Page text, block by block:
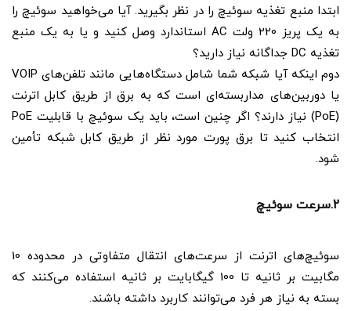
ابتدا منبع تغذیه سوئیچ را در نظر بگیرید. آیا می‌خواهید سوئیچ را
به یک پریز 220 ولت AC استاندارد وصل کنید و یا به یک منبع
تغذیه DC جداگانه نیاز دارید؟
دوم اینکه آیا شبکه شما شامل دستگاه‌هایی مانند تلفن‌های VOIP
یا دوربین‌های مداربسته‌ای است که به برق از طریق کابل اترنت
(PoE) نیاز دارند؟ اگر چنین است، باید یک سوئیچ با قابلیت PoE
انتخاب کنید تا برق پورت مورد نظر از طریق کابل شبکه تأمین
شود.
2.سرعت سوئیچ
سوئیچ‌های اترنت از سرعت‌های انتقال متفاوتی در محدوده 10
مگابیت بر ثانیه تا 100 گیگابایت بر ثانیه استفاده می‌کنند که
بسته به نیاز هر فرد می‌توانند کاربرد داشته باشند.